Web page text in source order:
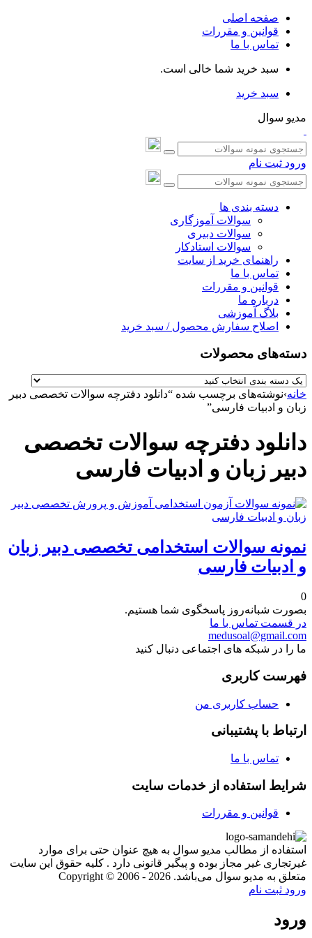
صفحه اصلی
قوانین و مقررات
تماس با ما
سبد خرید شما خالی است.
سبد خرید
مدیو سوال
ورود ثبت نام
دسته بندی ها
سوالات آموزگاری
سوالات دبیری
سوالات استادکار
راهنمای خرید از سایت
تماس با ما
قوانین و مقررات
درباره ما
بلاگ آموزشی
اصلاح سفارش محصول / سبد خرید
دسته‌های محصولات
خانه›نوشته‌های برچسب شده “دانلود دفترچه سوالات تخصصی دبیر
زبان و ادبیات فارسی”
دانلود دفترچه سوالات تخصصی
دبیر زبان و ادبیات فارسی
نمونه سوالات استخدامی تخصصی دبیر زبان
و ادبیات فارسی
0
بصورت شبانه‌روز پاسخگوی شما هستیم.
در قسمت تماس با ما
medusoal@gmail.com
ما را در شبکه های اجتماعی دنبال کنید
فهرست کاربری
حساب کاربری من
ارتباط با پشتیبانی
تماس با ما
شرایط استفاده از خدمات سایت
قوانین و مقررات
استفاده از مطالب مدیو سوال به هیچ عنوان حتی برای موارد
غیرتجاری غیر مجاز بوده و پیگیر قانونی دارد . کلیه حقوق این سایت
متعلق به مدیو سوال می‌باشد. Copyright © 2006 - 2026
ورود ثبت نام
ورود